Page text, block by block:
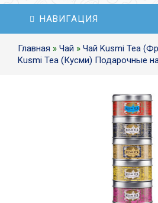
НАВИГАЦИЯ
Главная » Чай » Чай Kusmi Tea
Kusmi Tea (Кусми) Подарочные